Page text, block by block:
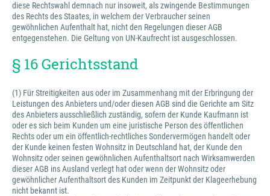
diese Rechtswahl demnach nur insoweit, als zwingende Bestimmungen
des Rechts des Staates, in welchem der Verbraucher seinen
gewöhnlichen Aufenthalt hat, nicht den Regelungen dieser AGB
entgegenstehen. Die Geltung von UN-Kaufrecht ist ausgeschlossen.
§ 16 Gerichtsstand
(1) Für Streitigkeiten aus oder im Zusammenhang mit der Erbringung der
Leistungen des Anbieters und/oder diesen AGB sind die Gerichte am Sitz
des Anbieters ausschließlich zuständig, sofern der Kunde Kaufmann ist
oder es sich beim Kunden um eine juristische Person des öffentlichen
Rechts oder um ein öffentlich-rechtliches Sondervermögen handelt oder
der Kunde keinen festen Wohnsitz in Deutschland hat, der Kunde den
Wohnsitz oder seinen gewöhnlichen Aufenthaltsort nach Wirksamwerden
dieser AGB ins Ausland verlegt hat oder wenn der Wohnsitz oder
gewöhnlicher Aufenthaltsort des Kunden im Zeitpunkt der Klageerhebung
nicht bekannt ist.